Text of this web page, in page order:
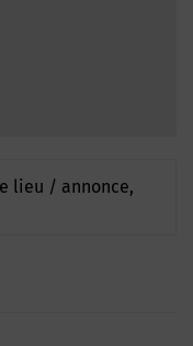
lieu / annonce,